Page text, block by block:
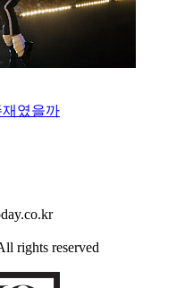
였을까
rights reserved